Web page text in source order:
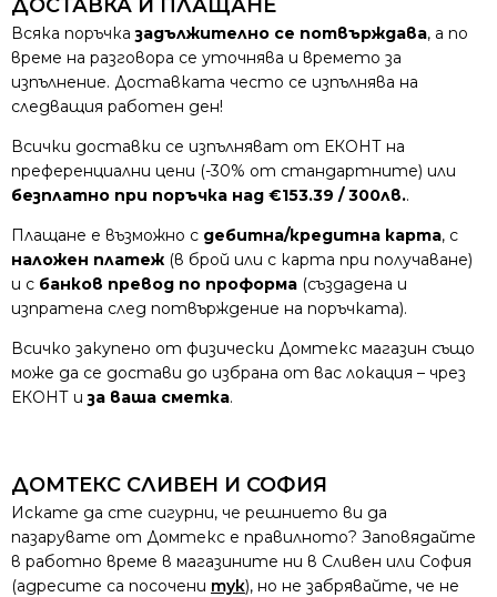
ДОСТАВКА И ПЛАЩАНЕ
Всяка поръчказадължително се потвърждава, а по
време на разговора се уточнява и времето за
изпълнение. Доставката често се изпълнява на
следващия работен ден!
Всички доставки се изпълняват от ЕКОНТ на
преференциални цени (-30% от стандартните) или
безплатно при поръчка над €153.39 / 300лв..
Плащане е възможно с дебитна/кредитна карта, с
наложен платеж (в брой или с карта при получаване)
и с банков превод по проформа (създадена и
изпратена след потвърждение на поръчката).
Всичко закупено от физически Домтекс магазин също
може да се достави до избрана от вас локация – чрез
ЕКОНТ иза ваша сметка.
ДОМТЕКС СЛИВЕН И СОФИЯ
Искате да сте сигурни, че решнието ви да
пазарувате от Домтекс е правилното? Заповядайте
в работно време в магазините ни в Сливен или София
(адресите са посочени тук), но не забрявайте, че не